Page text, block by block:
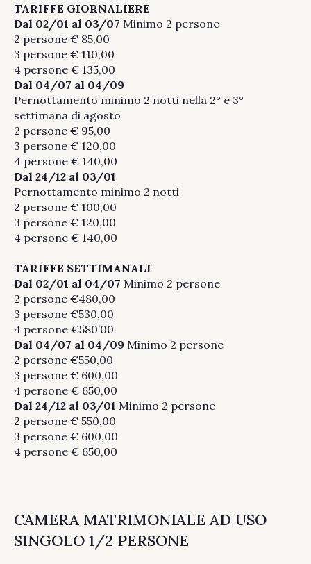
TARIFFE GIORNALIERE
Dal 02/01 al 03/07 Minimo 2 persone
2 persone € 85,00
3 persone € 110,00
4 persone € 135,00
Dal 04/07 al 04/09
Pernottamento minimo 2 notti nella 2° e 3°
settimana di agosto
2 persone € 95,00
3 persone € 120,00
4 persone € 140,00
Dal 24/12 al 03/01
Pernottamento minimo 2 notti
2 persone € 100,00
3 persone € 120,00
4 persone € 140,00
TARIFFE SETTIMANALI
Dal 02/01 al 04/07 Minimo 2 persone
2 persone €480,00
3 persone €530,00
4 persone €580’00
Dal 04/07 al 04/09 Minimo 2 persone
2 persone €550,00
3 persone € 600,00
4 persone € 650,00
Dal 24/12 al 03/01 Minimo 2 persone
2 persone € 550,00
3 persone € 600,00
4 persone € 650,00
CAMERA MATRIMONIALE AD USO
SINGOLO 1/2 PERSONE